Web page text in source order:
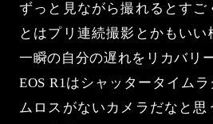
ずっと見ながら撮れるとすご
とはプリ連続撮影とかもいい
一瞬の自分の遅れをリカバリ
EOS R1はシャッタータイム
ムロスがないカメラだなと